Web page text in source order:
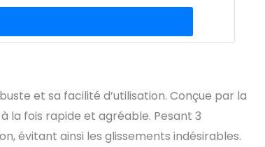
et sa facilité d’utilisation. Conçue par la
la fois rapide et agréable. Pesant 3
évitant ainsi les glissements indésirables.